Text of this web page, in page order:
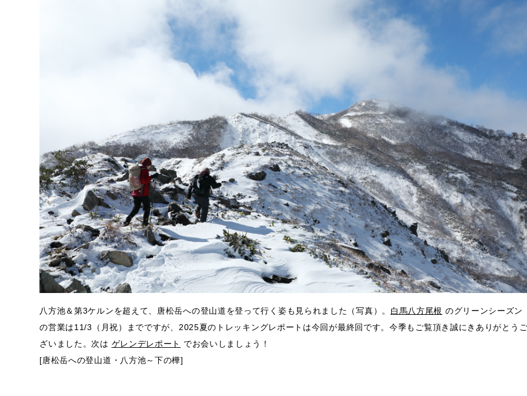
八方池＆第3ケルンを超えて、唐松岳への登山道を登って行く姿も見られました（写真）。 白馬八方尾根 のグリーンシーズン
の営業は11/3（月祝）までですが、2025夏のトレッキングレポートは今回が最終回です。今季もご覧頂き誠にきありがとう
ざいました。次は ゲレンデレポート
でお会いしましょう！
[唐松岳への登山道・八方池～下の樺]